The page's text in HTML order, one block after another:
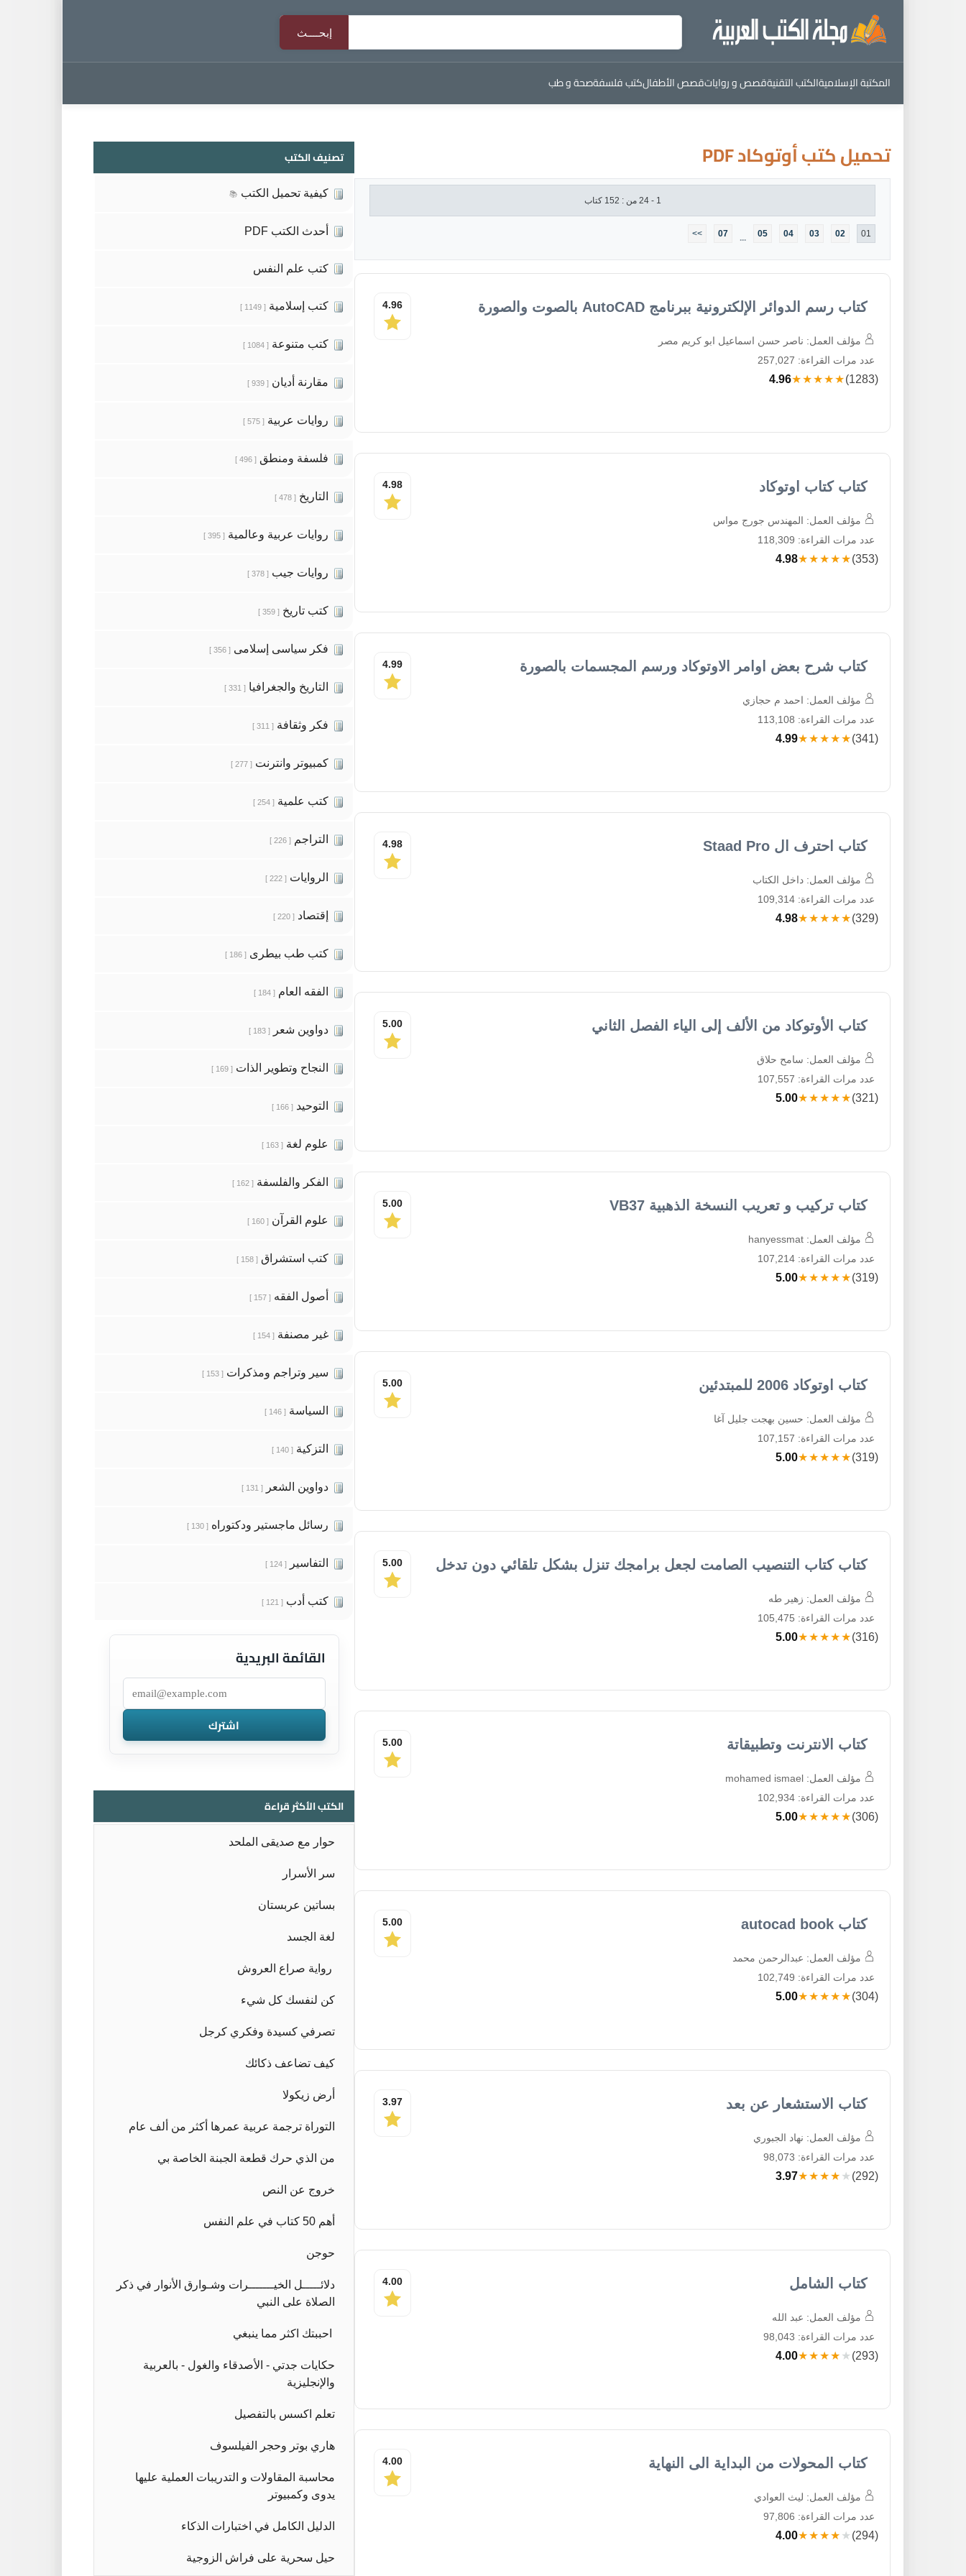
المكتبة الإسلاميةالكتب التقنيةقصص و رواياتقصص الأطفالكتب فلسفةصحة و طب
تحميل كتب أوتوكاد PDF
1 - 24 من : 152 كتاب
05 04 03 02 01
...
07
>>
4.96 كتاب رسم الدوائر الإلكترونية ببرنامج AutoCAD بالصوت والصورة
مؤلف العمل: ناصر حسن اسماعيل ابو كريم مصر
عدد مرات القراءة: 257,027
4.96★★★★★(1283)
4.98 كتاب كتاب اوتوكاد
مؤلف العمل: المهندس جورج مواس
عدد مرات القراءة: 118,309
4.98★★★★★(353)
4.99 كتاب شرح بعض اوامر الاوتوكاد ورسم المجسمات بالصورة
مؤلف العمل: احمد م حجازي
عدد مرات القراءة: 113,108
4.99★★★★★(341)
4.98 كتاب احترف ال Staad Pro
مؤلف العمل: داخل الكتاب
عدد مرات القراءة: 109,314
4.98★★★★★(329)
5.00 كتاب الأوتوكاد من الألف إلى الياء الفصل الثاني
مؤلف العمل: سامح حلاق
عدد مرات القراءة: 107,557
5.00★★★★★(321)
5.00 كتاب تركيب و تعريب النسخة الذهبية VB37
مؤلف العمل: hanyessmat
عدد مرات القراءة: 107,214
5.00★★★★★(319)
5.00 كتاب اوتوكاد 2006 للمبتدئين
مؤلف العمل: حسين بهجت جليل آغا
عدد مرات القراءة: 107,157
5.00★★★★★(319)
5.00 كتاب كتاب التنصيب الصامت لجعل برامجك تنزل بشكل تلقائي دون تدخل
مؤلف العمل: زهير طه
عدد مرات القراءة: 105,475
5.00★★★★★(316)
5.00 كتاب الانترنت وتطبيقاتة
مؤلف العمل: mohamed ismael
عدد مرات القراءة: 102,934
5.00★★★★★(306)
5.00 كتاب autocad book
مؤلف العمل: عبدالرحمن محمد
عدد مرات القراءة: 102,749
5.00★★★★★(304)
3.97 كتاب الاستشعار عن بعد
مؤلف العمل: نهاد الجبوري
عدد مرات القراءة: 98,073
3.97★★★★★ (292)
4.00 كتاب الشامل
مؤلف العمل: عبد الله
عدد مرات القراءة: 98,043
4.00★★★★★ (293)
4.00 كتاب المحولات من البداية الى النهاية
مؤلف العمل: ليث العوادي
عدد مرات القراءة: 97,806
4.00★★★★★ (294)
تصنيف الكتب
كيفية تحميل الكتب 📚
أحدث الكتب PDF
كتب علم النفس
كتب إسلامية [ 1149 ]
كتب متنوعة [ 1084 ]
مقارنة أديان [ 939 ]
روايات عربية [ 575 ]
فلسفة ومنطق [ 496 ]
التاريخ [ 478 ]
روايات عربية وعالمية [ 395 ]
روايات جيب [ 378 ]
كتب تاريخ [ 359 ]
فكر سياسى إسلامى [ 356 ]
التاريخ والجغرافيا [ 331 ]
فكر وثقافة [ 311 ]
كمبيوتر وانترنت [ 277 ]
كتب علمية [ 254 ]
التراجم [ 226 ]
الروايات [ 222 ]
إقتصاد [ 220 ]
كتب طب بيطرى [ 186 ]
الفقه العام [ 184 ]
دواوين شعر [ 183 ]
النجاح وتطوير الذات [ 169 ]
التوحيد [ 166 ]
علوم لغة [ 163 ]
الفكر والفلسفة [ 162 ]
علوم القرآن [ 160 ]
كتب استشراق [ 158 ]
أصول الفقه [ 157 ]
غير مصنفة [ 154 ]
سير وتراجم ومذكرات [ 153 ]
السياسة [ 146 ]
التزكية [ 140 ]
دواوين الشعر [ 131 ]
رسائل ماجستير ودكتوراه [ 130 ]
التفاسير [ 124 ]
كتب أدب [ 121 ]
القائمة البريدية
الكتب الأكثر قراءة
حوار مع صديقى الملحد
سر الأسرار
بساتين عربستان
لغة الجسد
رواية صراع العروش
كن لنفسك كل شيء
تصرفي كسيدة وفكري كرجل
كيف تضاعف ذكائك
أرض زيكولا
التوراة ترجمة عربية عمرها أكثر من ألف عام
من الذي حرك قطعة الجبنة الخاصة بي
خروج عن النص
أهم 50 كتاب في علم النفس
حوجن
دلائـــــل الخيـــــــرات وشـوارق الأنوار في ذكر
الصلاة على النبي
احببتك اكثر مما ينبغي
حكايات جدتي - الأصدقاء والغول - بالعربية
والإنجليزية
تعلم اكسس بالتفصيل
هاري بوتر وحجر الفيلسوف
محاسبة المقاولات و التدريبات العملية عليها
يدوى وكمبيوتر
الدليل الكامل في اختبارات الذكاء
حيل سحرية على فراش الزوجية